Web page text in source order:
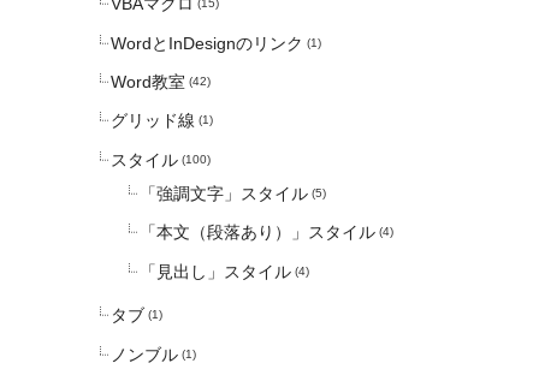
(15)
WordとInDesignのリンク (1)
Word教室 (42)
グリッド線 (1)
スタイル (100)
「強調文字」スタイル (5)
「本文（段落あり）」スタイル (4)
「見出し」スタイル (4)
タブ (1)
ノンブル (1)